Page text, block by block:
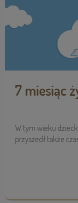
7 miesiąc
W tym wieku
przyszedł także